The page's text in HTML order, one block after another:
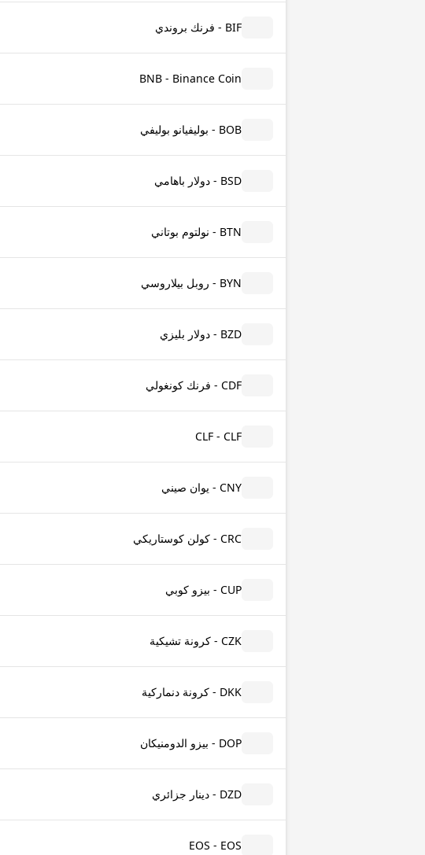
BIF - فرنك بروندي
BNB - Binance Coin
BOB - بوليفيانو بوليفي
BSD - دولار باهامي
BTN - نولتوم بوتاني
BYN - روبل بيلاروسي
BZD - دولار بليزي
CDF - فرنك كونغولي
CLF - CLF
CNY - يوان صيني
CRC - كولن كوستاريكي
CUP - بيزو كوبي
CZK - كرونة تشيكية
DKK - كرونة دنماركية
DOP - بيزو الدومنيكان
DZD - دينار جزائري
EOS - EOS